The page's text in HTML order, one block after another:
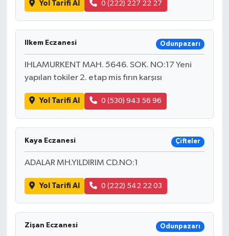
Yol Tarifi Al 0 (222) 227 22 27
Ilkem Eczanesi Odunpazarı
IHLAMURKENT MAH. 5646. SOK. NO:17 Yeni
yapılan tokiler 2. etap mis fırın karşısı
Yol Tarifi Al 0 (530) 943 56 96
Kaya Eczanesi Çifteler
ADALAR MH.YILDIRIM CD.NO:1
Yol Tarifi Al 0 (222) 542 22 03
Zişan Eczanesi Odunpazarı